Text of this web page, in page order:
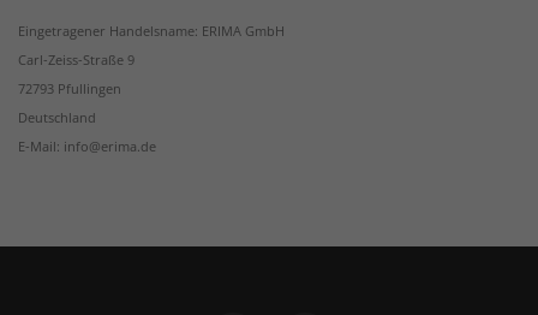
Eingetragener Handelsname: ERIMA GmbH
Carl-Zeiss-Straße 9
72793 Pfullingen
Deutschland
E-Mail: info@erima.de